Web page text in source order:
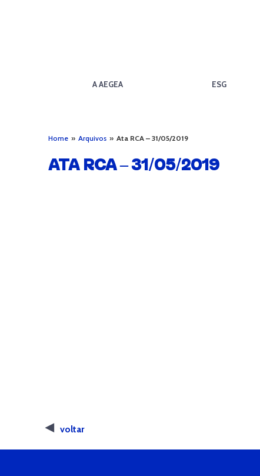
A AEGEA ESG
Home » Arquivos » Ata RCA – 31/05/2019
ATA RCA – 31/05/2019
voltar